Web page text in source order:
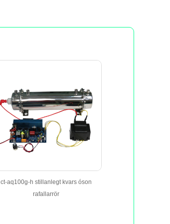
ct-aq100g-h stillanlegt kvars óson
rafallarrör